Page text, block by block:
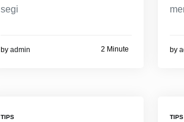
segi
by admin 2 Minute by
TIPS TIPS